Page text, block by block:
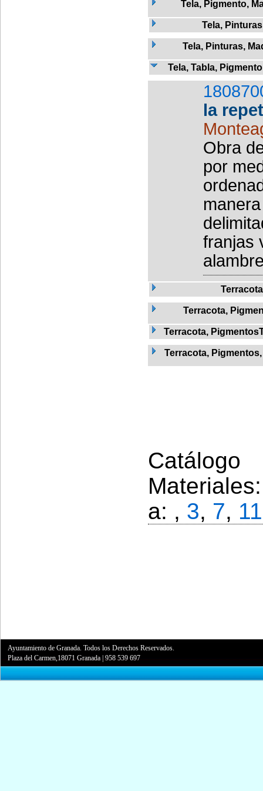
Tela, Pigmento,
Tela, Pinturas
Tela, Pinturas,
Tela, Tabla,
la
Obra
por
franjas
Terracota
Terracota,
Terracota,
Terracota,
a: , 3, 7, 11
Ayuntamiento de Granada. Todos los Derechos Reservados.
Plaza del Carmen,18071 Granada |958 539 697